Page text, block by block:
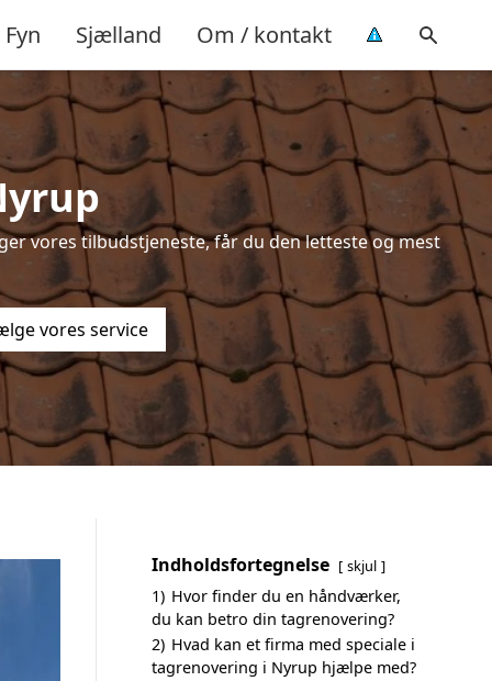
Fyn Sjælland Om / kontakt
vores tilbudstjeneste, får du den letteste og mest
vores service
Indholdsfortegnelse skjul
1) Hvor finder du en håndværker,
du kan betro din tagrenovering?
2) Hvad kan et firma med speciale i
tagrenovering i Nyrup hjælpe med?